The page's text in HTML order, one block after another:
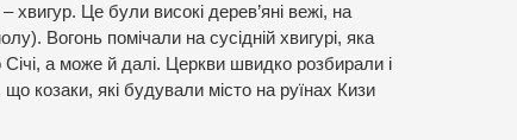
хвигур. Це були високі дерев’яні вежі, на
Вогонь помічали на сусідній хвигурі, яка
а може й далі. Церкви швидко розбирали і
козаки, які будували місто на руїнах Кизи